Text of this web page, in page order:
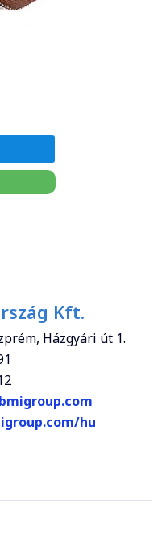
Kft.
Házgyári út 1.
hu